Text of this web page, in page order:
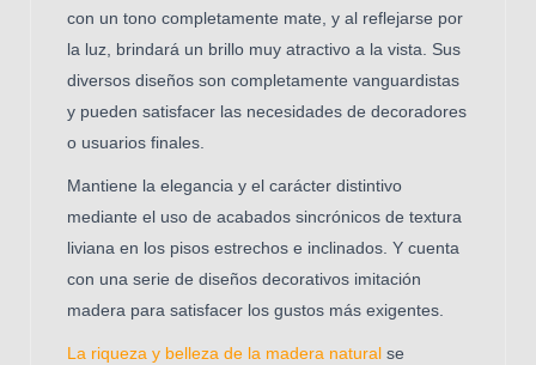
con un tono completamente mate, y al reflejarse por
la luz, brindará un brillo muy atractivo a la vista. Sus
diversos diseños son completamente vanguardistas
y pueden satisfacer las necesidades de decoradores
o usuarios finales.
Mantiene la elegancia y el carácter distintivo
mediante el uso de acabados sincrónicos de textura
liviana en los pisos estrechos e inclinados. Y cuenta
con una serie de diseños decorativos imitación
madera para satisfacer los gustos más exigentes.
La riqueza y belleza de la madera natural se